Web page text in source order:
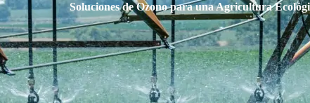
Soluciones de Ozono para una Agricultura